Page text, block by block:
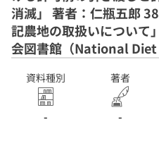
（貴館請求記号
Z18-3384） 282
号（1996年）
「農地売買におけ
る許可前の引き渡
しと許可申請協力
請求権の時効消
滅」 著者：仁瓶
五郎 387号
消滅」 著者：仁瓶五郎
記農地の取扱いについて
会図書館（National
資料種別
-
著者
-